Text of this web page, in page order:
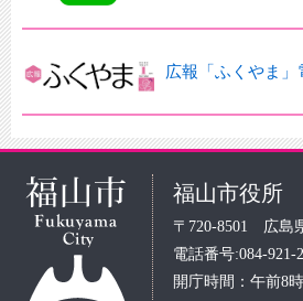
広報「ふくやま」
福山市役所
〒720-8501 広島
電話番号:084-921-
開庁時間：午前8